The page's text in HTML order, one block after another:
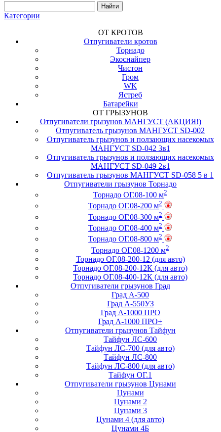
Категории
ОТ КРОТОВ
Отпугиватели кротов
Торнадо
Экоснайпер
Чистон
Гром
WK
Ястреб
Батарейки
ОТ ГРЫЗУНОВ
Отпугиватели грызунов МАНГУСТ (АКЦИЯ!)
Отпугиватель грызунов МАНГУСТ SD-002
Отпугиватель грызунов и ползающих насекомых
МАНГУСТ SD-042 3в1
Отпугиватель грызунов и ползающих насекомых
МАНГУСТ SD-049 2в1
Отпугиватель грызунов МАНГУСТ SD-058 5 в 1
Отпугиватели грызунов Торнадо
Торнадо ОГ.08-100 м2
Торнадо ОГ.08-200 м2
Торнадо ОГ.08-300 м2
Торнадо ОГ.08-400 м2
Торнадо ОГ.08-800 м2
Торнадо ОГ.08-1200 м2
Торнадо ОГ.08-200-12 (для авто)
Торнадо ОГ.08-200-12К (для авто)
Торнадо ОГ.08-400-12К (для авто)
Отпугиватели грызунов Град
Град А-500
Град А-550УЗ
Град А-1000 ПРО
Град А-1000 ПРО+
Отпугиватели грызунов Тайфун
Тайфун ЛС-600
Тайфун ЛС-700 (для авто)
Тайфун ЛС-800
Тайфун ЛС-800 (для авто)
Тайфун ОГ.1
Отпугиватели грызунов Цунами
Цунами
Цунами 2
Цунами 3
Цунами 4 (для авто)
Цунами 4Б